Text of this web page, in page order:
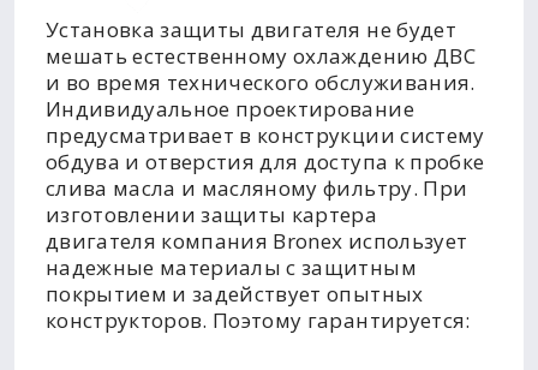
Установка защиты двигателя не будет
мешать естественному охлаждению ДВС
и во время технического обслуживания.
Индивидуальное проектирование
предусматривает в конструкции систему
обдува и отверстия для доступа к пробке
слива масла и масляному фильтру. При
изготовлении защиты картера
двигателя компания Bronex использует
надежные материалы с защитным
покрытием и задействует опытных
конструкторов. Поэтому гарантируется: